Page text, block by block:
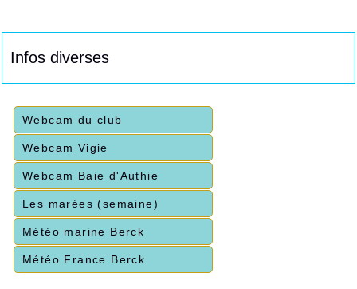
Infos diverses
Webcam du club
Webcam Vigie
Webcam Baie d'Authie
Les marées (semaine)
Météo marine Berck
Météo France Berck